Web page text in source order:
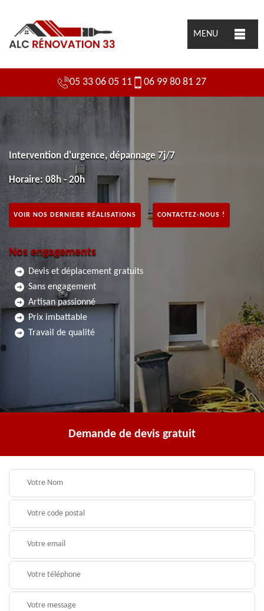
MENU
05 33 06 05 11 06 99 80 81 27
Intervention d'urgence, dépannage 7j/7
Horaire: 08h - 20h
VOIR NOS DERNIERE RÉALISATIONS CONTACTEZ-NOUS !
Nos engagements
Devis et déplacement gratuits
Sans engagement
Artisan passionné
Prix imbattable
Travail de qualité
Demande de devis gratuit